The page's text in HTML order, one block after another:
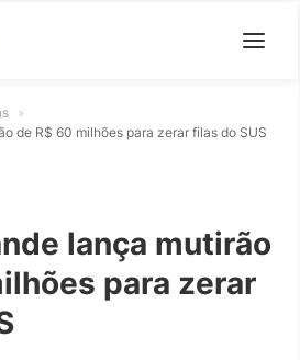
»
de R$ 60 milhões para zerar filas do SUS
lança mutirão
para zerar